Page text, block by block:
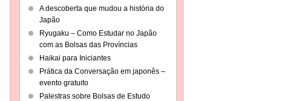
A descoberta que mudou a história do
Japão
Ryugaku – Como Estudar no Japão
com as Bolsas das Províncias
Haikai para Iniciantes
Prática da Conversação em japonês –
evento gratuito
Palestras sobre Bolsas de Estudo